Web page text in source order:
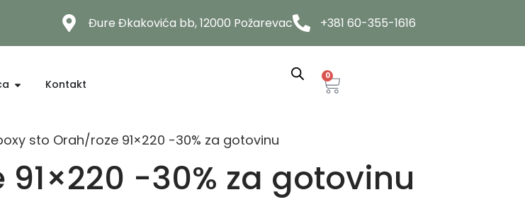
Đure Đkakovića bb, 12000 Požarevac +381 60-355-1616
Kontakt
0
sto Orah/roze 91×220 -30% za gotovinu
-30% za gotovinu